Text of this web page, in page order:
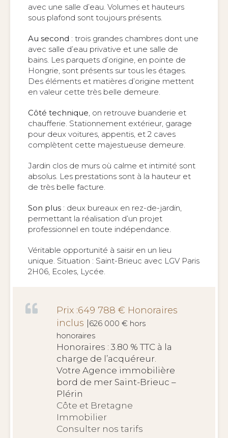
avec une salle d’eau. Volumes et hauteurs
sous plafond sont toujours présents.
Au second : trois grandes chambres dont une
avec salle d’eau privative et une salle de
bains. Les parquets d’origine, en pointe de
Hongrie, sont présents sur tous les étages.
Des éléments et matières d’origine mettent
en valeur cette très belle demeure.
Côté technique, on retrouve buanderie et
chaufferie. Stationnement extérieur, garage
pour deux voitures, appentis, et 2 caves
complètent cette majestueuse demeure.
Jardin clos de murs où calme et intimité sont
absolus. Les prestations sont à la hauteur et
de très belle facture.
Son plus : deux bureaux en rez-de-jardin,
permettant la réalisation d’un projet
professionnel en toute indépendance.
Véritable opportunité à saisir en un lieu
unique. Situation : Saint-Brieuc avec LGV Paris
2H06, Ecoles, Lycée.
Prix :649 788 € Honoraires
inclus |626 000 € hors
honoraires
Honoraires : 3.80 % TTC à la
charge de l’acquéreur.
Votre Agence immobilière
bord de mer Saint-Brieuc –
Plérin
Côte et Bretagne
Immobilier
Consulter nos tarifs